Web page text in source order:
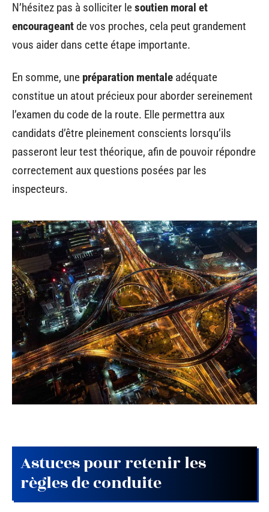
N’hésitez pas à solliciter lesoutien moral et
encourageantde vos proches, cela peut grandement
vous aider dans cette étape importante.
En somme, une préparation mentale adéquate
constitue un atout précieux pour aborder sereinement
l’examen du code de la route. Elle permettra aux
candidats d’être pleinement conscients lorsqu’ils
passeront leur test théorique, afin de pouvoir répondre
correctement aux questions posées par les
inspecteurs.
Astuces pour retenir les
règles de conduite